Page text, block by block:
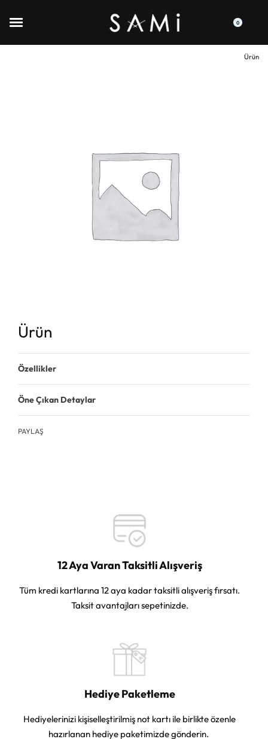
0
Ürün
Ürün
Özellikler
Öne Çıkan Detaylar
PAYLAŞ
12 Aya Varan Taksitli Alışveriş
Tüm kredi kartlarına 12 aya kadar taksitli alışveriş fırsatı.
Taksit avantajları sepetinizde.
Hediye Paketleme
Hediyelerinizi kişiselleştirilmiş not kartı ile birlikte özenle
hazırlanan hediye paketimizde gönderin.